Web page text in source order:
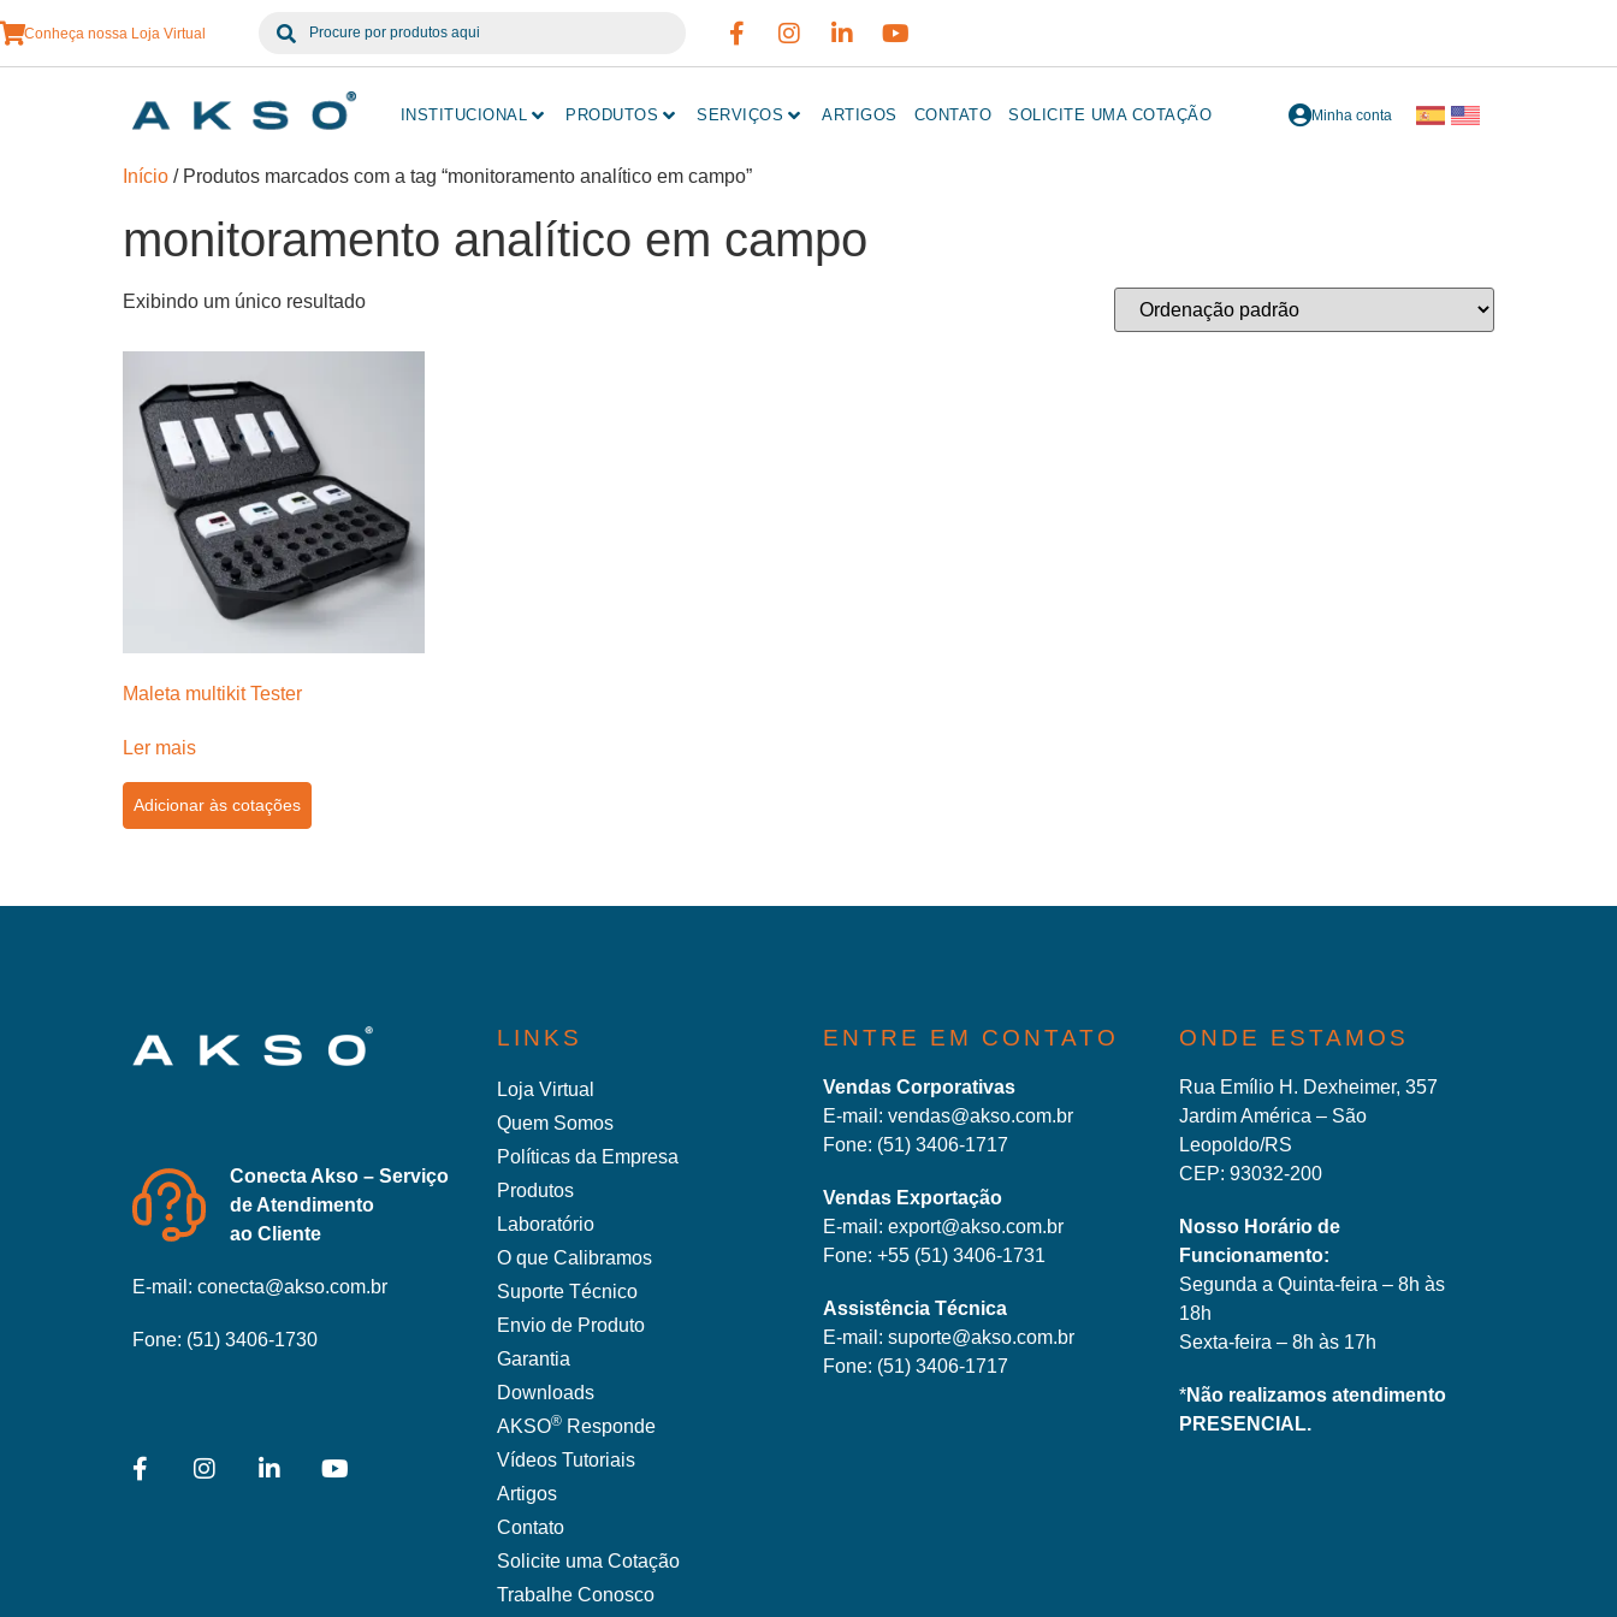
Conheça nossa Loja Virtual
INSTITUCIONAL PRODUTOS SERVIÇOS ARTIGOS CONTATO SOLICITE UMA COTAÇÃO Minha conta
Início / Produtos marcados com a tag “monitoramento analítico em campo”
monitoramento analítico em campo
Exibindo um único resultado
Maleta multikit Tester
Ler mais
Adicionar às cotações
Conecta Akso – Serviço
de Atendimento
ao Cliente
E-mail: conecta@akso.com.br
Fone: (51) 3406-1730
LINKS
Loja Virtual
Quem Somos
Políticas da Empresa
Produtos
Laboratório
O que Calibramos
Suporte Técnico
Envio de Produto
Garantia
Downloads
AKSO® Responde
Vídeos Tutoriais
Artigos
Contato
Solicite uma Cotação
Trabalhe Conosco
ENTRE EM CONTATO
Vendas Corporativas
E-mail:vendas@akso.com.br
Fone: (51) 3406-1717
Vendas Exportação
E-mail:export@akso.com.br
Fone:+55 (51) 3406-1731
Assistência Técnica
E-mail:suporte@akso.com.br
Fone: (51) 3406-1717
ONDE ESTAMOS
Rua Emílio H. Dexheimer, 357
Jardim América – São
Leopoldo/RS
CEP: 93032-200
Nosso Horário de
Funcionamento:
Segunda a Quinta-feira – 8h às
18h
Sexta-feira – 8h às 17h
*Não realizamos atendimento
PRESENCIAL.